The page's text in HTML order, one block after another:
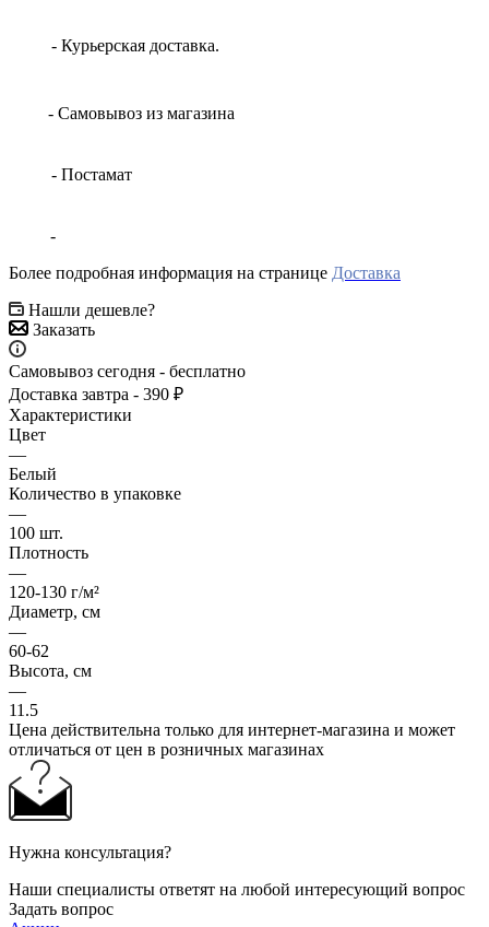
- Курьерская доставка.
- Самовывоз из магазина
- Постамат
-
Более подробная информация на странице Доставка
Нашли дешевле?
Заказать
Самовывоз сегодня - бесплатно
Доставка завтра - 390 ₽
Характеристики
Цвет
—
Белый
Количество в упаковке
—
100 шт.
Плотность
—
120-130 г/м²
Диаметр, см
—
60-62
Высота, см
—
11.5
Цена действительна только для интернет-магазина и может
отличаться от цен в розничных магазинах
Нужна консультация?
Наши специалисты ответят на любой интересующий вопрос
Задать вопрос